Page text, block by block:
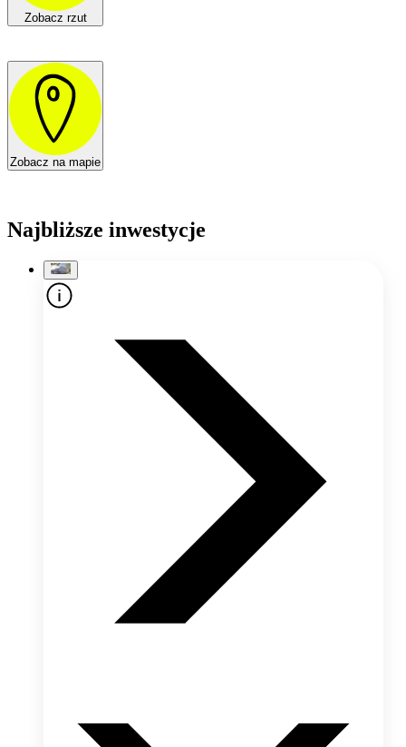
Zobacz rzut
Zobacz na mapie
Najbliższe inwestycje